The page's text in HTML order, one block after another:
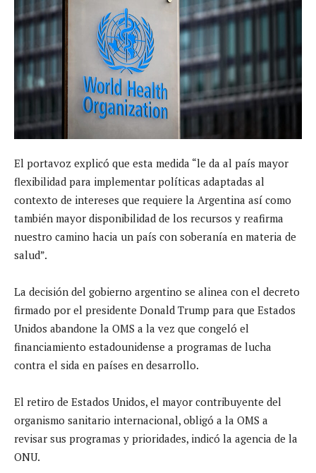
El portavoz explicó que esta medida “le da al país mayor
flexibilidad para implementar políticas adaptadas al
contexto de intereses que requiere la Argentina así como
también mayor disponibilidad de los recursos y reafirma
nuestro camino hacia un país con soberanía en materia de
salud”.
La decisión del gobierno argentino se alinea con el decreto
firmado por el presidente Donald Trump para que Estados
Unidos abandone la OMS a la vez que congeló el
financiamiento estadounidense a programas de lucha
contra el sida en países en desarrollo.
El retiro de Estados Unidos, el mayor contribuyente del
organismo sanitario internacional, obligó a la OMS a
revisar sus programas y prioridades, indicó la agencia de la
ONU.